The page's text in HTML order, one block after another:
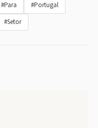
#Para
#Portugal
#Setor